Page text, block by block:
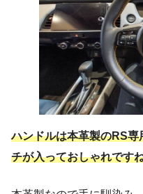
ハンドルは本革製のRS
チが入っておしゃれです